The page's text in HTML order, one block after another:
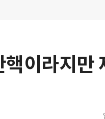
이라지만